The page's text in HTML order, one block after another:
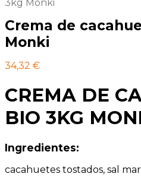
3kg Monki
Crema de
Monki
34,32 €
CREMA DE
BIO 3KG
Ingredientes:
cacahuetes tostados, sal